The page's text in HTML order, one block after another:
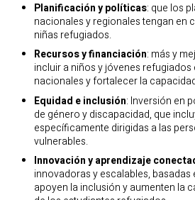
Planificación y políticas: que los
nacionales y regionales tengan en
niñas refugiados.
Recursos y financiación: más y
incluir a niños y jóvenes refugiados
nacionales y fortalecer la
Equidad e inclusión: Inversión en
de género y discapacidad, que
específicamente dirigidas a las
vulnerables.
Innovación y aprendizaje
innovadoras y escalables, basadas
apoyen la inclusión y aumenten la